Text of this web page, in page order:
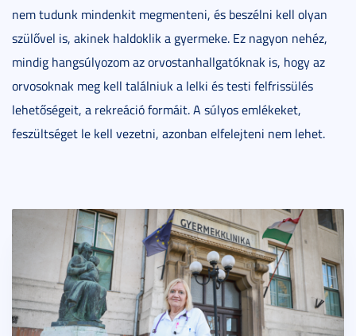
nem tudunk mindenkit megmenteni, és beszélni kell olyan
szülővel is, akinek haldoklik a gyermeke. Ez nagyon nehéz,
mindig hangsúlyozom az orvostanhallgatóknak is, hogy az
orvosoknak meg kell találniuk a lelki és testi felfrissülés
lehetőségeit, a rekreáció formáit. A súlyos emlékeket,
feszültséget le kell vezetni, azonban elfelejteni nem lehet.